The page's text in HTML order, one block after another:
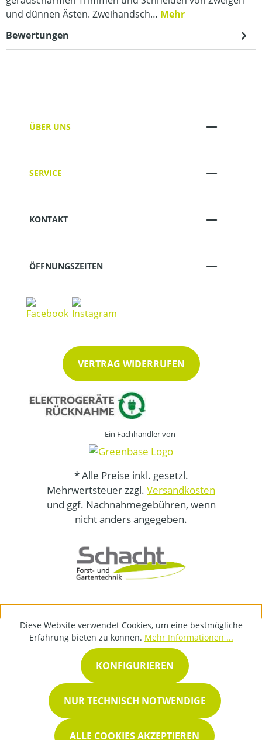
und dünnen Ästen. Zweihandsch… Mehr
Bewertungen
ÜBER UNS
SERVICE
KONTAKT
ÖFFNUNGSZEITEN
VERTRAG WIDERRUFEN
Ein Fachhändler von
* Alle Preise inkl. gesetzl.
Mehrwertsteuer zzgl. Versandkosten
und ggf. Nachnahmegebühren, wenn
nicht anders angegeben.
Diese Website verwendet Cookies, um eine bestmögliche
Erfahrung bieten zu können. Mehr Informationen ...
NUR TECHNISCH NOTWENDIGE
KONFIGURIEREN
ALLE COOKIES AKZEPTIEREN